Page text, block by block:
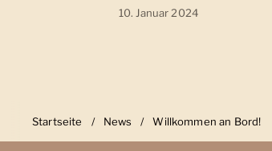
10. Januar 2024
Startseite / News / Willkommen an Bord!